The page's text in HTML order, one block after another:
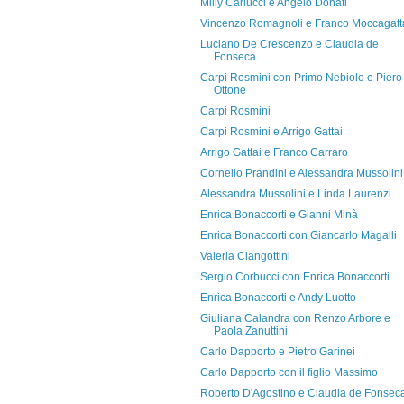
Milly Carlucci e Angelo Donati
Vincenzo Romagnoli e Franco
Luciano De Crescenzo e Claudia de
Fonseca
Carpi Rosmini con Primo Nebiolo e Piero
Ottone
Carpi Rosmini
Carpi Rosmini e Arrigo Gattai
Arrigo Gattai e Franco Carraro
Cornelio Prandini e Alessandra Mussolini
Alessandra Mussolini e Linda Laurenzi
Enrica Bonaccorti e Gianni Minà
Enrica Bonaccorti con Giancarlo Magalli
Valeria Ciangottini
Sergio Corbucci con Enrica Bonaccorti
Enrica Bonaccorti e Andy Luotto
Giuliana Calandra con Renzo Arbore e
Paola Zanuttini
Carlo Dapporto e Pietro Garinei
Carlo Dapporto con il figlio Massimo
Roberto D'Agostino e Claudia de